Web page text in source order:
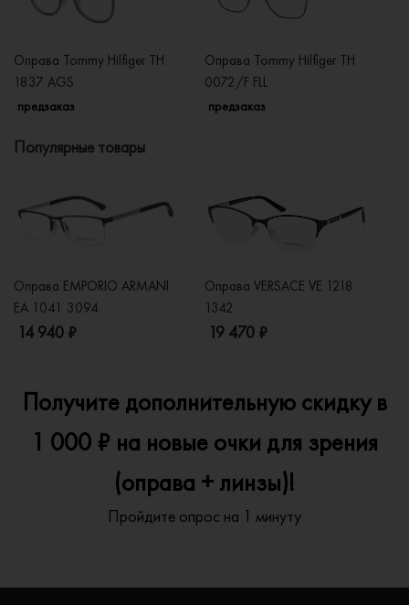
Оправа Tommy Hilfiger TH
1837 AGS
предзаказ
Оправа Tommy Hilfiger TH
0072/F FLL
предзаказ
Популярные товары
Оправа EMPORIO ARMANI
EA 1041 3094
14 940 ₽
Оправа VERSACE VE 1218
1342
19 470 ₽
Получите дополнительную скидку в
1 000 ₽ на новые очки для зрения
(оправа + линзы)!
Пройдите опрос на 1 минуту